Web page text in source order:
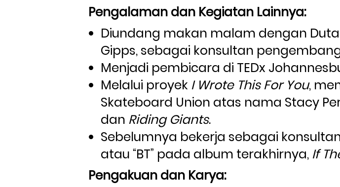
Pengalaman dan Kegiatan Lainnya:
Diundang makan malam dengan Duta
Gipps, sebagai konsultan
Menjadi pembicara di TEDx
Melalui proyek I Wrote This For You,
Skateboard Union atas nama Stacy
dan Riding Giants.
Sebelumnya bekerja sebagai
atau “BT” pada album terakhirnya, If
Pengakuan dan Karya: